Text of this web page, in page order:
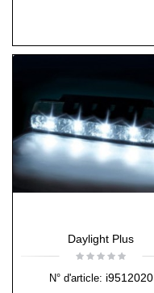
Daylight Plus
N° d'article: i9512020